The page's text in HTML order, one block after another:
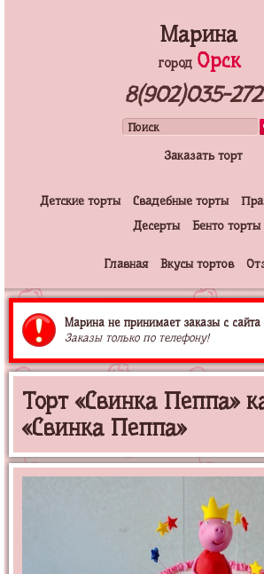
Марина
город Орск
8(902)035-
Заказать торт
Детские торты Свадебные торты
Десерты
Бенто торты
Главная Вкусы тортов
Марина не принимает заказы с сайта
Заказы только по телефону!
Торт «Свинка Пеппа»
«Свинка Пеппа»